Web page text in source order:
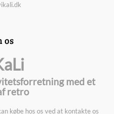
os
med et
retro
købe hos os ved at kontakte os